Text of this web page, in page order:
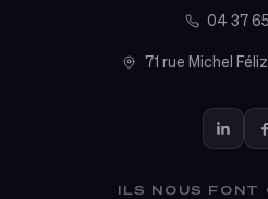
04 37
71 rue Michel
ILS NOUS FONT